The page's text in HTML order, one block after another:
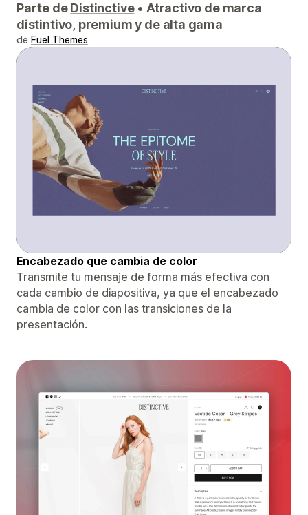
Parte deDistinctive • Atractivo de marca
distintivo, premium y de alta gama
de Fuel Themes
Encabezado que cambia de color
Transmite tu mensaje de forma más efectiva con
cada cambio de diapositiva, ya que el encabezado
cambia de color con las transiciones de la
presentación.